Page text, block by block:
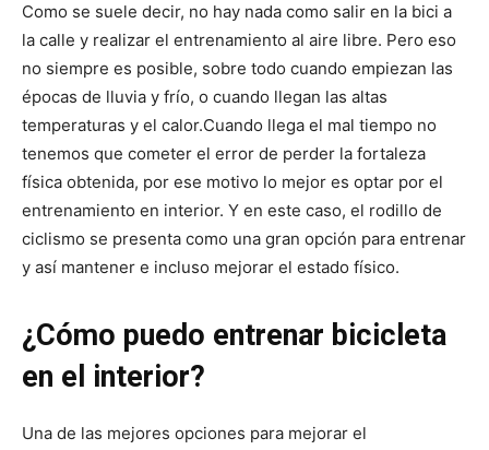
Como se suele decir, no hay nada como salir en la bici a
la calle y realizar el entrenamiento al aire libre. Pero eso
no siempre es posible, sobre todo cuando empiezan las
épocas de lluvia y frío, o cuando llegan las altas
temperaturas y el calor.Cuando llega el mal tiempo no
tenemos que cometer el error de perder la fortaleza
física obtenida, por ese motivo lo mejor es optar por el
entrenamiento en interior. Y en este caso, el rodillo de
ciclismo se presenta como una gran opción para entrenar
y así mantener e incluso mejorar el estado físico.
¿Cómo puedo entrenar bicicleta
en el interior?
Una de las mejores opciones para mejorar el